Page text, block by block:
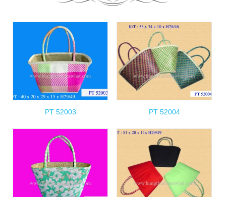
PT 52003 PT 52004